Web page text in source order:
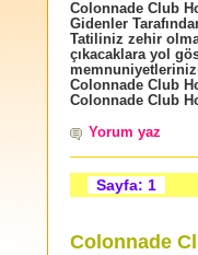
Colonnade Club
Gidenler
Tatiliniz zehir
çıkacaklara yol
Colonnade Club
Colonnade Club
Yorum yaz
Sayfa: 1
Colonnade